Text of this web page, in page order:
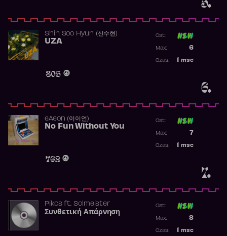
6.
Shin Soo Hyun (신수현)
UZA
805
Ost:
6
Max:
msc
Czas:
7.
​eAeon (이이언)
No Fun Without You
762
Ost:
7
Max:
msc
Czas:
Pikosft. Solmeister
Συνθετική Απάρνηση
Ost:
8
Max:
msc
Czas: